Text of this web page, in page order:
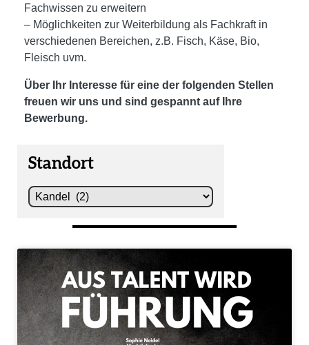
Fachwissen zu erweitern
– Möglichkeiten zur Weiterbildung als Fachkraft in
verschiedenen Bereichen, z.B. Fisch, Käse, Bio,
Fleisch uvm.
Über Ihr Interesse für eine der folgenden Stellen
freuen wir uns und sind gespannt auf Ihre
Bewerbung.
Standort